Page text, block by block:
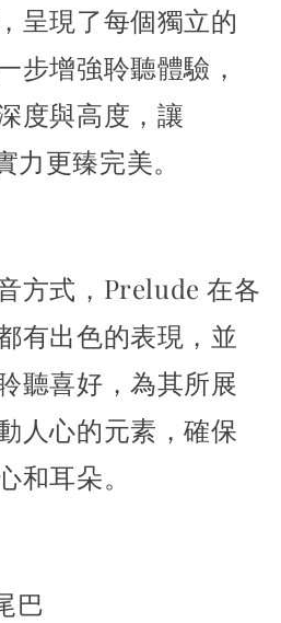
呈現了每個獨立的
步增強聆聽體驗，
度與高度，讓
更臻完美。
方式，Prelude 在各
有出色的表現， 並
聽喜好，為其所展
人心的元素，確保
和耳朵。
巴